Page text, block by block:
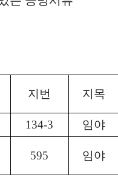
지번 지목
134-3 임야
595 임야